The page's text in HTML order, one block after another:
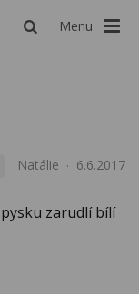
Menu
Natálie 6.6.2017
zarudlí bílí